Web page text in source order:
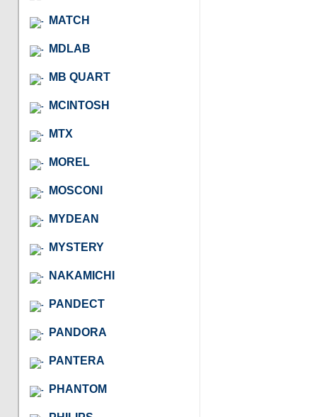
MATCH
MDLAB
MB QUART
MCINTOSH
MTX
MOREL
MOSCONI
MYDEAN
MYSTERY
NAKAMICHI
PANDECT
PANDORA
PANTERA
PHANTOM